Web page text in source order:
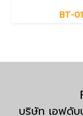
BT-01
บริษัท เอฟดั